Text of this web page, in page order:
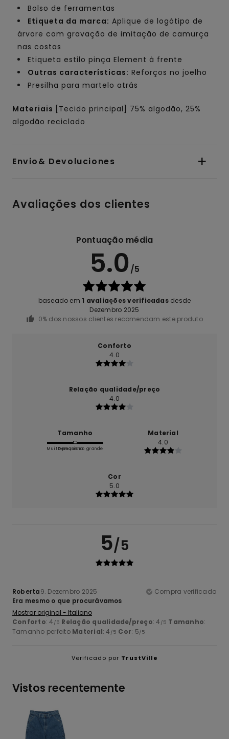
Bolso de ferramentas
Etiqueta da marca: Aplique de logótipo de
árvore com gravação de imitação de camurça
nas costas
Etiqueta estilo pinça Element à frente
Outras características: Reforços no joelho
Presilha para martelo atrás
Materiais
[Tecido principal] 75% algodão, 25%
algodão reciclado
Envio& Devoluciones
Avaliações dos clientes
Pontuação média
5.0 /5
baseado em 1 avaliações verificadasdesde
Dezembro 2025
0% dos nossos clientes recomendam este produto
Conforto
4.0
Relação qualidade/preço
4.0
Tamanho
Muito pequeno
Demasiado grande
Material
4.0
Cor
5.0
5/5
Roberta9. Dezembro 2025
Compra verificada
Era mesmo o que procurávamos
Mostrar original - Italiano
Conforto: 4 /5 Relação qualidade/preço: 4 /5 Tamanho:
Tamanho perfeito Material: 4 /5 Cor: 5/5
Verificado por TrustVille
Vistos recentemente